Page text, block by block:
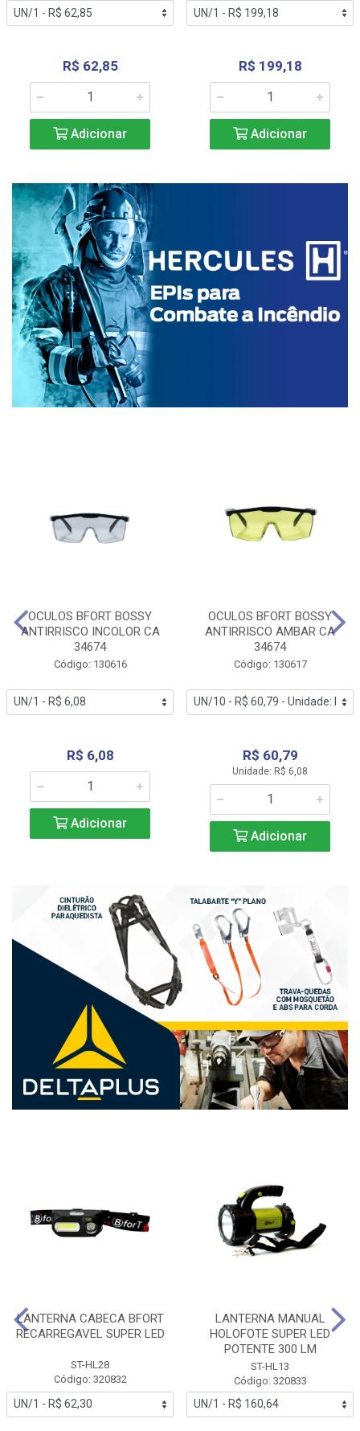
R$ 62,85
Adicionar
R$ 199,18
Adicionar
OCULOS BFORT BOSSY
ANTIRRISCO INCOLOR CA
34674
Código: 130616
R$ 6,08
Adicionar
OCULOS BFORT BOSSY
ANTIRRISCO AMBAR CA
34674
Código: 130617
R$ 60,79
Unidade: R$ 6,08
Adicionar
LANTERNA CABECA BFORT
RECARREGAVEL SUPER LED
ST-HL28
Código: 320832
LANTERNA MANUAL
HOLOFOTE SUPER LED
POTENTE 300 LM
ST-HL13
Código: 320833